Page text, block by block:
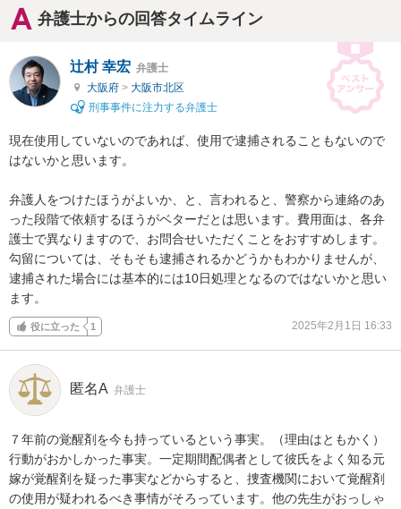
弁護士からの回答タイムライン
辻村 幸宏 弁護士
大阪府 > 大阪市北区
刑事事件に注力する弁護士
現在使用していないのであれば、使用で逮捕されることもないので
はないかと思います。
弁護人をつけたほうがよいか、と、言われると、警察から連絡のあ
った段階で依頼するほうがベターだとは思います。費用面は、各弁
護士で異なりますので、お問合せいただくことをおすすめします。
勾留については、そもそも逮捕されるかどうかもわかりませんが、
逮捕された場合には基本的には10日処理となるのではないかと思い
ます。
役に立った 1 2025年2月1日 16:33
匿名A 弁護士
７年前の覚醒剤を今も持っているという事実。（理由はともかく）
行動がおかしかった事実。一定期間配偶者として彼氏をよく知る元
嫁が覚醒剤を疑った事実などからすると、捜査機関において覚醒剤
の使用が疑われるべき事情がそろっています。他の先生がおっしゃ